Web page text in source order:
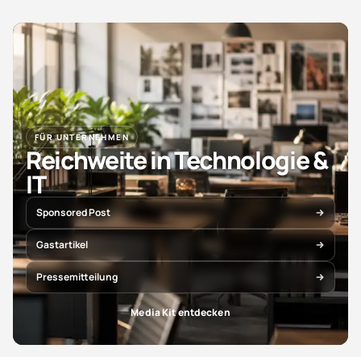
FÜR UNTERNEHMEN
Reichweite in Technologie &
IT
Sponsored Post
Gastartikel
Pressemitteilung
Media Kit entdecken